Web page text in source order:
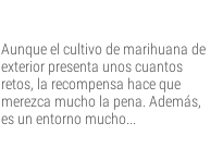
Aunque el cultivo de marihuana de
exterior presenta unos cuantos
retos, la recompensa hace que
merezca mucho la pena. Además,
es un entorno mucho...